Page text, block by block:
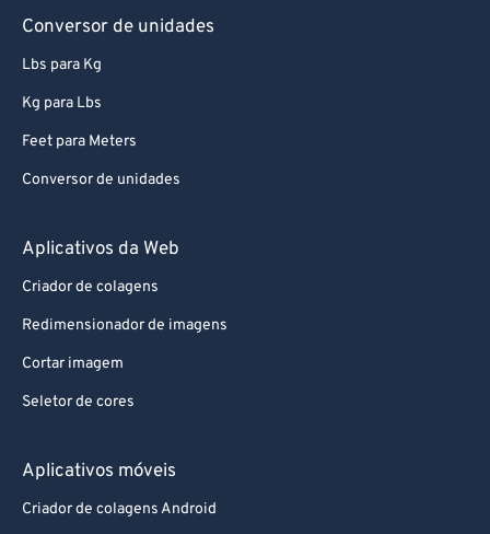
Conversor de unidades
Lbs para Kg
Kg para Lbs
Feet para Meters
Conversor de unidades
Aplicativos da Web
Criador de colagens
Redimensionador de imagens
Cortar imagem
Seletor de cores
Aplicativos móveis
Criador de colagens Android